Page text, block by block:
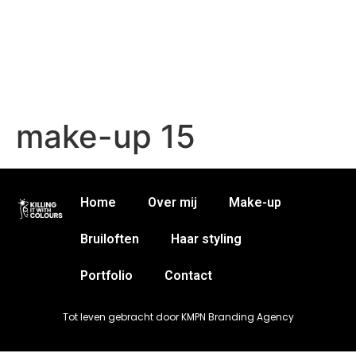
make-up 15
Home Over mij Make-up
Bruiloften Haar styling
Portfolio Contact
Tot leven gebracht door KMPN Branding Agency